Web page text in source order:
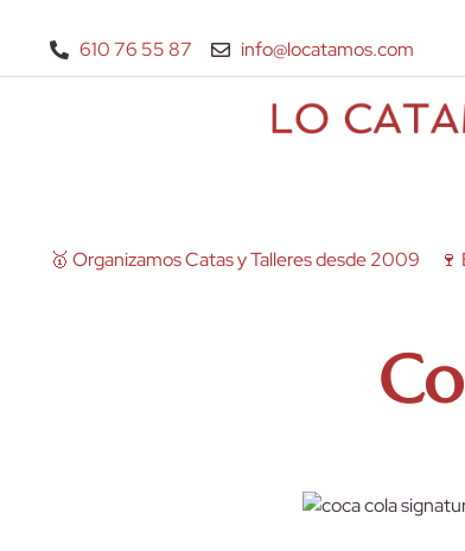
610 76 55 87 info@locatamos.com
🥇 Organizamos Catas y Talleres desde 2009